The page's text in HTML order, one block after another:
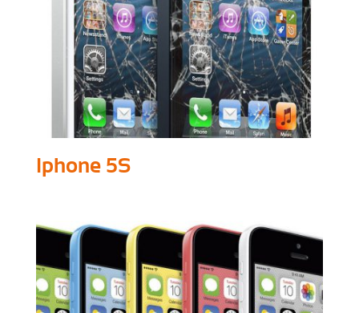
Iphone 5S